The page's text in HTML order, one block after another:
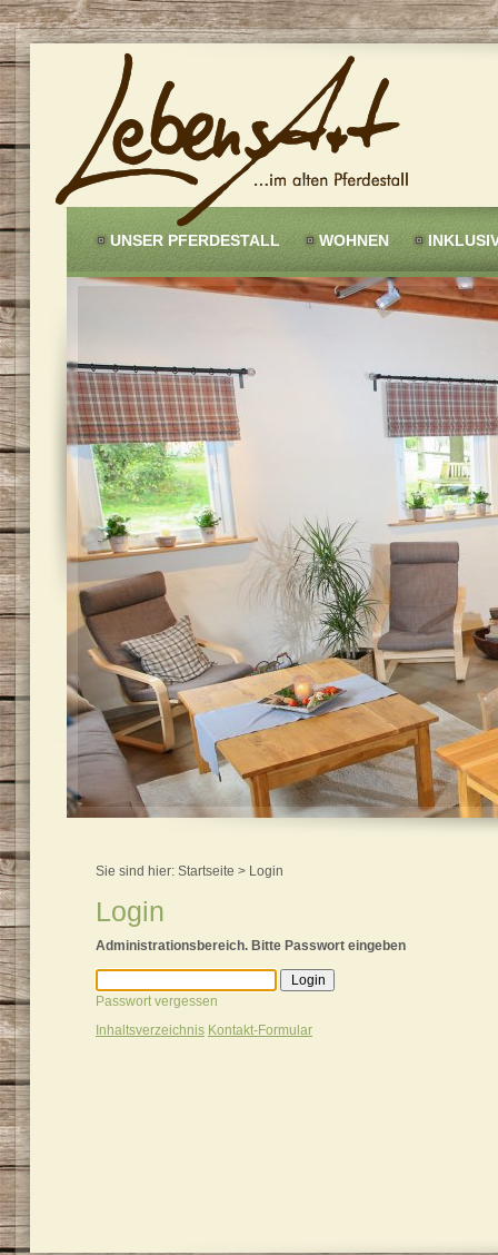
UNSER PFERDESTALL WOHNEN
Sie sind hier: Startseite > Login
Login
Administrationsbereich. Bitte Passwort eingeben
Passwort vergessen
Inhaltsverzeichnis Kontakt-Formular